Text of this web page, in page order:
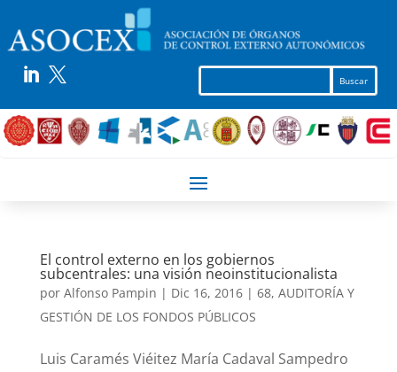
 
El control externo en los gobiernos
subcentrales: una visión neoinstitucionalista
por Alfonso Pampin | Dic 16, 2016| 68, AUDITORÍA Y
GESTIÓN DE LOS FONDOS PÚBLICOS
Luis Caramés Viéitez María Cadaval Sampedro